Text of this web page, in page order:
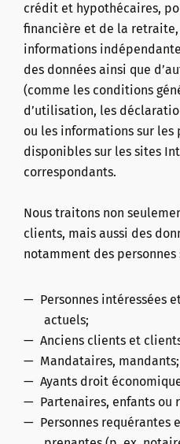
crédit et hypothécaires,
financière et de la
informations
des données ainsi que
(comme les conditions
d’utilisation, les
ou les informations sur les
disponibles sur les sites
correspondants.
Nous traitons non
clients, mais aussi des
notamment des personnes
Personnes intéressées
actuels;
Anciens clients et
Mandataires, mandants;
Ayants droit
Partenaires, enfants ou
Personnes requérantes